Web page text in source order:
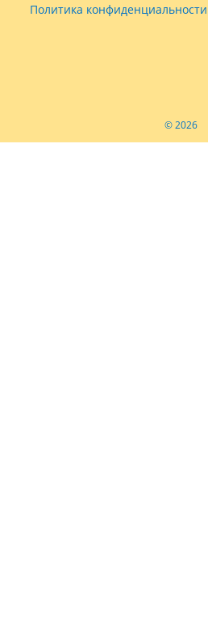
Политика конфиденциальности
© 2026